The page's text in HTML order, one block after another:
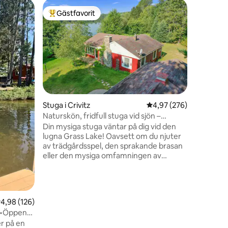
av 5 i genomsnittligt betyg, 126 omdömen
4,98 (126)
på en
Populär gästfavorit
Gästfavorit
Stuga i Crivitz 4,97 av 5 i
4,97 (276)
Naturskön, fridfull stuga vid sjön –
vedspis
Din mysiga stuga väntar på dig vid den
lugna Grass Lake! Oavsett om du njuter
av trädgårdsspel, den sprakande brasan
eller den mysiga omfamningen av